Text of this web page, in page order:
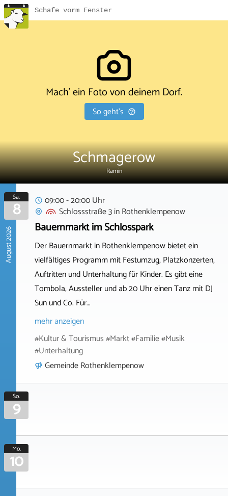
Schafe vorm Fenster
Mach' ein Foto von deinem Dorf.
So geht's
Schmagerow
Ramin
August 2026
Sa.
8
09:00 - 20:00 Uhr
Schlossstraße 3inRothenklempenow
Bauernmarkt im Schlosspark
Der Bauernmarkt in Rothenklempenow bietet ein
vielfältiges Programm mit Festumzug, Platzkonzerten,
Auftritten und Unterhaltung für Kinder. Es gibt eine
Tombola, Aussteller und ab 20 Uhr einen Tanz mit DJ
Sun und Co. Für…
mehr anzeigen
#Kultur & Tourismus #Markt #Familie #Musik
#Unterhaltung
Gemeinde Rothenklempenow
So.
9
Mo.
10